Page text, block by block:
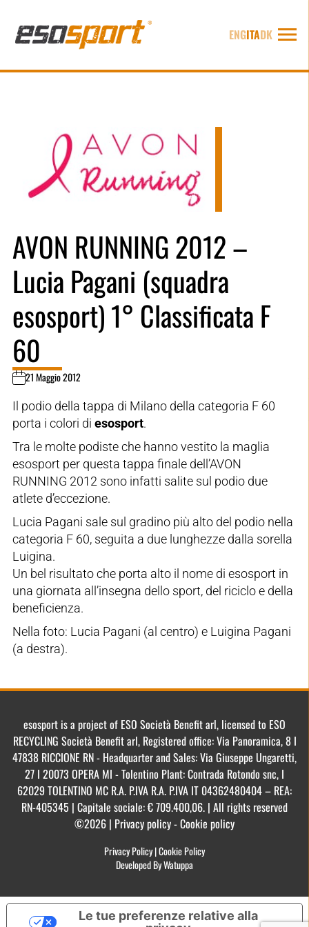
ENGITADK
AVON RUNNING 2012 –
Lucia Pagani (squadra
esosport) 1° Classificata F
60
21 Maggio 2012
Il podio della tappa di Milano della categoria F 60
porta i colori di esosport.
Tra le molte podiste che hanno vestito la maglia
esosport per questa tappa finale dell’AVON
RUNNING 2012 sono infatti salite sul podio due
atlete d’eccezione.
Lucia Pagani sale sul gradino più alto del podio nella
categoria F 60, seguita a due lunghezze dalla sorella
Luigina.
Un bel risultato che porta alto il nome di esosport in
una giornata all’insegna dello sport, del riciclo e della
beneficienza.
Nella foto: Lucia Pagani (al centro) e Luigina Pagani
(a destra).
esosport is a project of ESO Società Benefit arl, licensed to ESO
RECYCLING Società Benefit arl, Registered office: Via Panoramica, 8 I
47838 RICCIONE RN - Headquarter and Sales: Via Giuseppe Ungaretti,
27 I 20073 OPERA MI - Tolentino Plant: Contrada Rotondo snc, I
62029 TOLENTINO MC R.A. P.IVA R.A. P.IVA IT 04362480404 – REA:
RN-405345 | Capitale sociale: € 709.400,06. | All rights reserved
©2026 | Privacy policy - Cookie policy
Privacy Policy|Cookie Policy
Developed By Watuppa
Le tue preferenze relative alla